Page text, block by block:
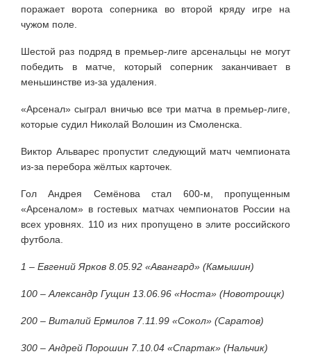
поражает ворота соперника во второй кряду игре на
чужом поле.
Шестой раз подряд в премьер-лиге арсенальцы не могут
победить в матче, который соперник заканчивает в
меньшинстве из-за удаления.
«Арсенал» сыграл вничью все три матча в премьер-лиге,
которые судил Николай Волошин из Смоленска.
Виктор Альварес пропустит следующий матч чемпионата
из-за перебора жёлтых карточек.
Гол Андрея Семёнова стал 600-м, пропущенным
«Арсеналом» в гостевых матчах чемпионатов России на
всех уровнях. 110 из них пропущено в элите российского
футбола.
1 – Евгений Ярков 8.05.92 «Авангард» (Камышин)
100 – Александр Гущин 13.06.96 «Носта» (Новотроицк)
200 – Виталий Ермилов 7.11.99 «Сокол» (Саратов)
300 – Андрей Порошин 7.10.04 «Спартак» (Нальчик)